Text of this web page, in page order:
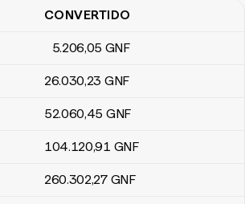
de Marcos conversíveis da Bósnia e
CONVERTIDO
5.206,05 GNF
26.030,23 GNF
52.060,45 GNF
104.120,91 GNF
260.302,27 GNF